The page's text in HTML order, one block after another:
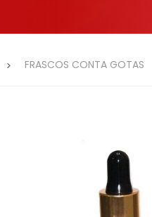
FRASCOS CONTA GOTAS